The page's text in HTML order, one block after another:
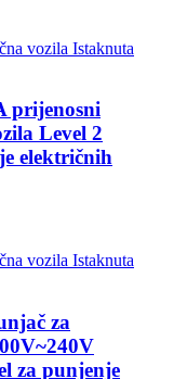
prijenosni
Level 2
električnih
za
za punjenje